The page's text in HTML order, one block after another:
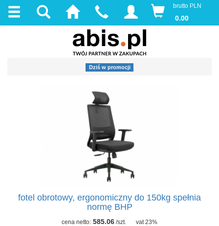
brutto PLN
0.00
Dziś w promocji
fotel obrotowy, ergonomiczny do 150kg spełnia
normę BHP
cena netto: 585.06 /szt.
vat 23%